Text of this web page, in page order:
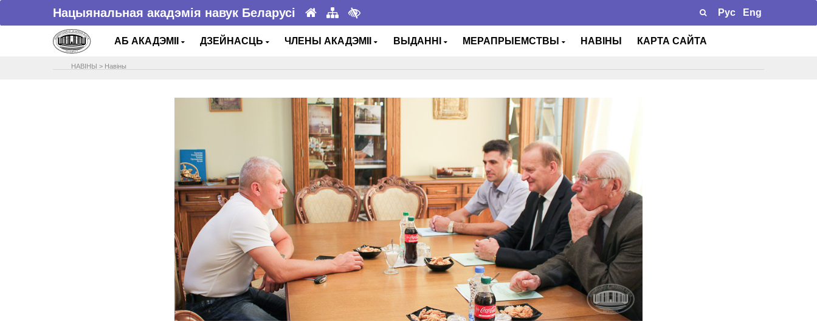
Нацыянальная акадэмія навук Беларусі Рус Eng
АБ АКАДЭМІІ ДЗЕЙНАСЦЬ ЧЛЕНЫ АКАДЭМІІ ВЫДАННІ МЕРАПРЫЕМСТВЫ НАВІНЫ КАРТА САЙТА
НАВIНЫ > Навіны